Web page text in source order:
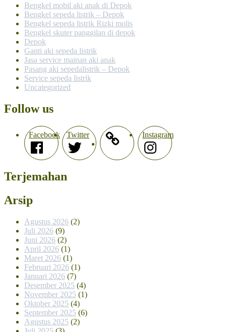
Bengkel mobil aki anak di Depok
Bengkel sepeda listrik – Depok
Bengkel sepeda listrik Rizki molis
Bengkel skuter panggilan di depok
Depok
Ganti aki sepeda listrik
Jasa service mainan aki anak
Pasang aki sepedalistrik – Depok
Service sepeda listrik
Uncategorized
Follow us
Facebook Twitter Instagram
Terjemahan
Arsip
Agustus 2026 (2)
Juli 2026 (9)
Juni 2026 (2)
April 2026 (1)
Maret 2026 (1)
Februari 2026 (1)
Januari 2026 (7)
Desember 2025 (4)
November 2025 (1)
Oktober 2025 (4)
September 2025 (6)
Agustus 2025 (2)